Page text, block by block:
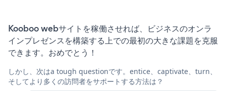
Kooboo webサイトを稼働させれば、ビジネスのオンラ
インプレゼンスを構築する上での最初の大きな課題を克服
できます。おめでとう！
しかし、次はa tough questionです。entice、captivate、turn、
そしてより多くの訪問者をサポートする方法は？